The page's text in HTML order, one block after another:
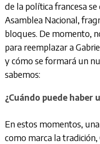
de la política francesa
Asamblea Nacional,
bloques. De momento,
para reemplazar a
y cómo se formará un
sabemos:
¿Cuándo puede haber
En estos momentos,
como marca la